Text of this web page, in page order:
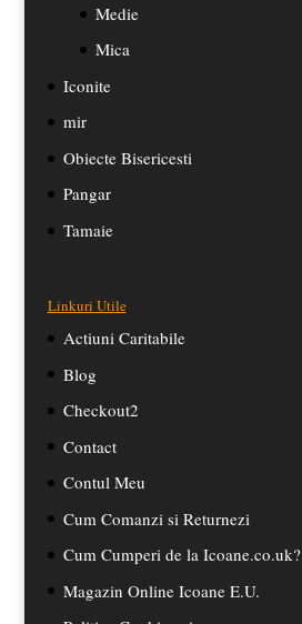
Medie
Mica
Iconite
mir
Obiecte Bisericesti
Pangar
Tamaie
Linkuri Utile
Actiuni Caritabile
Blog
Checkout2
Contact
Contul Meu
Cum Comanzi si Returnezi
Cum Cumperi de la Icoane.co.uk?
Magazin Online Icoane E.U.